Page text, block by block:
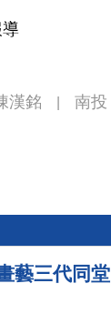
漢銘 南投
藝三代同堂